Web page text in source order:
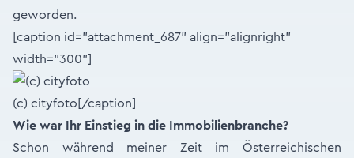
geworden.
[caption id="attachment_687" align="alignright"
width="300"]
(c) cityfoto[/caption]
Wie war Ihr Einstieg in die Immobilienbranche?
Schon während meiner Zeit im Österreichischen